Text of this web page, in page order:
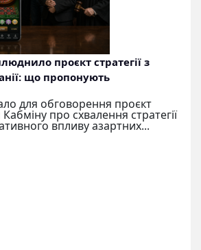
проєкт стратегії з
що пропонують
для обговорення проєкт
про схвалення стратегії
впливу азартних...